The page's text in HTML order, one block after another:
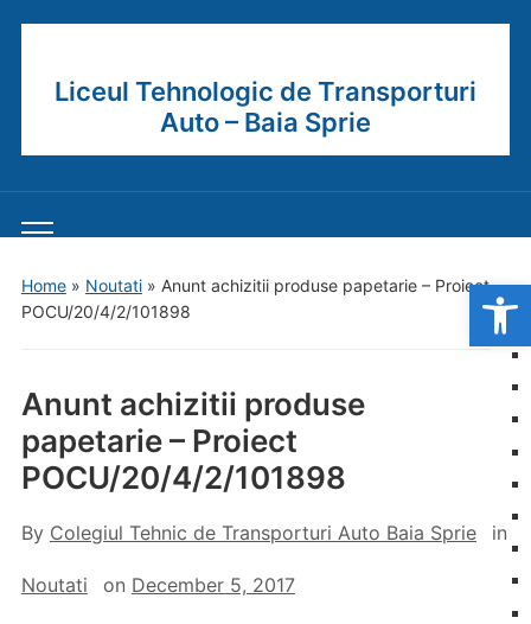
Liceul Tehnologic de Transporturi
Auto – Baia Sprie
Toggle
menu
Home» Noutati» Anunt achizitii produse papetarie – Proiect
POCU/20/4/2/101898
Anunt achizitii produse
papetarie – Proiect
POCU/20/4/2/101898
By Colegiul Tehnic de Transporturi Auto Baia Sprie in
Noutati on December 5, 2017